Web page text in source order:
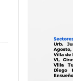
violencias